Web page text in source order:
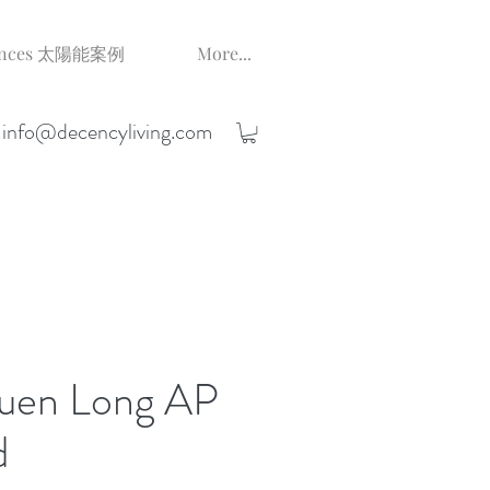
太陽能案例 More...
info@decencyliving.com
Long AP